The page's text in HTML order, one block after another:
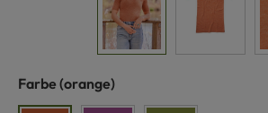
Farbe auswählen
(orange)